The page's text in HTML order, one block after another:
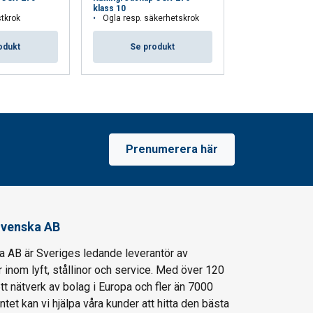
klass 10
Ögla resp. säkerhetskrok
Se produkt
Prenumerera här
AB
AB är Sveriges ledande leverantör av
inom lyft, stållinor och service. Med över 120
nätverk av bolag i Europa och fler än 7000
kan vi hjälpa våra kunder att hitta den bästa